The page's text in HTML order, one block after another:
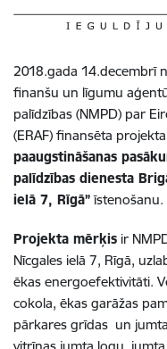
2018.gada 14.decembrī
finanšu un līgumu
palīdzības (NMPD) par
(ERAF) finansēta projekta
paaugstināšanas
palīdzības dienesta
ielā 7, Rīgā”īstenošanu.
Projekta mērķis ir
Nīcgales ielā 7, Rīgā,
ēkas energoefektivitāti.
cokola, ēkas garāžas
pārkares grīdas un